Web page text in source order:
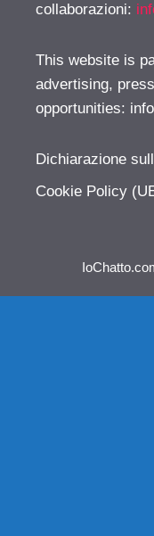
collaborazioni:
This website is
advertising,
opportunities:
Dichiarazione
Cookie Policy